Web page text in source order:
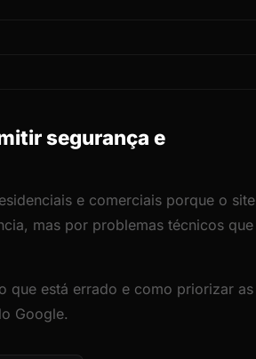
segurança e
e comerciais porque o site
mas por problemas técnicos que
que está errado e como priorizar as
Google.